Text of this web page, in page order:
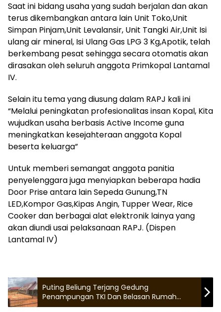
Saat ini bidang usaha yang sudah berjalan dan akan
terus dikembangkan antara lain Unit Toko,Unit
Simpan Pinjam,Unit Levalansir, Unit Tangki Air,Unit Isi
ulang air mineral, Isi Ulang Gas LPG 3 Kg,Apotik, telah
berkembang pesat sehingga secara otomatis akan
dirasakan oleh seluruh anggota Primkopal Lantamal
IV.
Selain itu tema yang diusung dalam RAPJ kali ini
“Melalui peningkatan profesionalitas insan Kopal, Kita
wujudkan usaha berbasis Active Income guna
meningkatkan kesejahteraan anggota Kopal
beserta keluarga”
Untuk memberi semangat anggota panitia
penyelenggara juga menyiapkan beberapa hadia
Door Prise antara lain Sepeda Gunung,TN
LED,Kompor Gas,Kipas Angin, Tupper Wear, Rice
Cooker dan berbagai alat elektronik lainya yang
akan diundi usai pelaksanaan RAPJ. (Dispen
Lantamal IV)
Puting Beliung Terjang Gedung
Penampungan TKI Dan Belasan Rumah
Warga